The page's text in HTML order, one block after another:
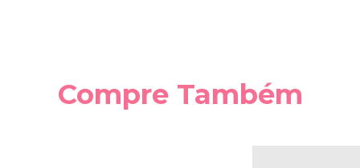
Compre Também